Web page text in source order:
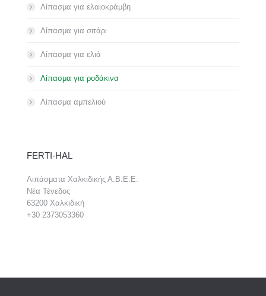
Λίπασμα για ελαιοκράμβη
Λίπασμα για σιτάρι
Λίπασμα για ελιά
Λίπασμα για ροδάκινα
Λίπασμα αμπελιού
FERTI-HAL
Λιπάσματα Χαλκιδικής Α.Β.Ε.Ε.
Νέα Τένεδος
63200 Χαλκιδική
+30 2373053360